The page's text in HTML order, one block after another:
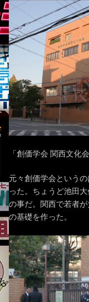
「創価学会 関西文化会
元々創価学会という
った。ちょうど池田
の事だ。関西で若者
の基礎を作った。